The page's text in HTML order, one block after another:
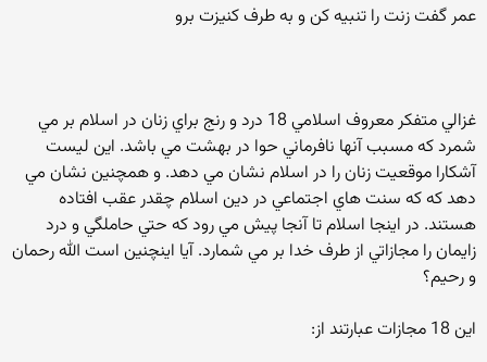
عمر گفت زنت را تنبيه كن و به طرف كنيزت برو
غزالي متفكر معروف اسلامي 18 درد و رنج براي زنان در اسلام بر مي
شمرد كه مسبب آنها نافرماني حوا در بهشت مي باشد. اين ليست
آشكارا موقعيت زنان را در اسلام نشان مي دهد. و همچنين نشان مي
دهد كه كه سنت هاي اجتماعي در دين اسلام چقدر عقب افتاده
هستند. در اينجا اسلام تا آنجا پيش مي رود كه حتي حاملگي و درد
زايمان را مجازاتي از طرف خدا بر مي شمارد. آيا اينچنين است الله رحمان
و رحيم؟
اين 18 مجازات عبارتند از: